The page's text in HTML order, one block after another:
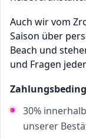
Auch wir vom
Saison über
Beach und
und Fragen
30%
unserer